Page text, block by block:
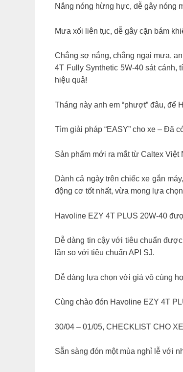
Nắng nóng hừng hực, dễ gây nóng
Mưa xối liên tục, dễ gây cặn bám
Chẳng sợ nắng, chẳng ngại mưa,
4T Fully Synthetic 5W-40 sát cánh,
hiệu quả!
Tháng này anh em “phượt” đâu, để
Tìm giải pháp “EASY” cho xe – Đã
Sản phẩm mới ra mắt từ Caltex Việt
Dành cả ngày trên chiếc xe gắn
động cơ tốt nhất, vừa mong lựa
Havoline EZY 4T PLUS 20W-40
Dễ dàng tin cậy với tiêu chuẩn
lần so với tiêu chuẩn API SJ.
Dễ dàng lựa chọn với giá vô cùng
Cùng chào đón Havoline EZY 4T
30/04 – 01/05, CHECKLIST CHO
Sẵn sàng đón một mùa nghỉ lễ với